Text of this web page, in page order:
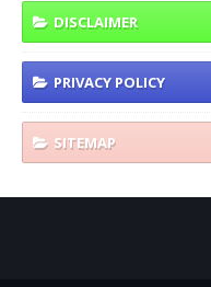
DISCLAIMER
PRIVACY POLICY
SITEMAP